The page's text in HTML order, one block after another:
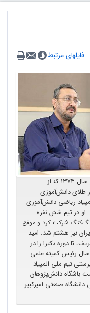
فایلهای مرتبط
دانش‌آموز دبیرستان شهید اژه‌ای اصفهان در سال ۱۳۷۳ که از
طلای دانش‌آموزی
ریاضی دانش‌آموزی
است. او در تیم شش نفره
جهانی هنگ‌کنگ شرکت کرد و موفق
نیز هشتم شد. امید
تا دوره دکترا را در
رئیس کمیته علمی
سرپرستی تیم ملی المپیاد
باشگاه دانش‌پژوهان
صنعتی امیرکبیر